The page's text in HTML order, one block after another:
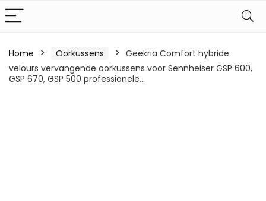
Home Oorkussens
Geekria Comfort hybride
velours vervangende oorkussens voor Sennheiser GSP 600,
GSP 670, GSP 500 professionele…